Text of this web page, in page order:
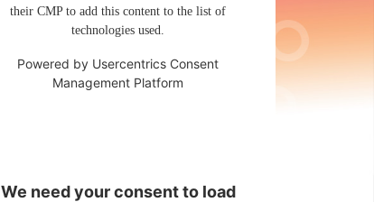
their CMP to add this content to the list of
technologies used.
Powered by Usercentrics Consent
Management Platform
We need your consent to load